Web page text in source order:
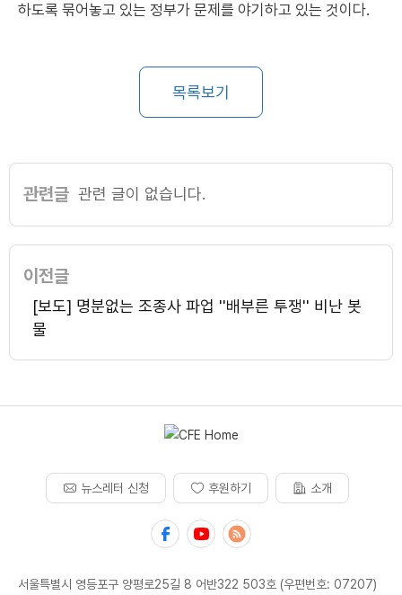
하도록 묶어놓고 있는 정부가 문제를 야기하고 있는 것이다.
목록보기
관련글 관련 글이 없습니다.
이전글
[보도] 명분없는 조종사 파업 ''배부른 투쟁'' 비난 봇
물
뉴스레터 신청 후원하기 소개
서울특별시 영등포구 양평로25길 8 어반322 503호 (우편번호: 07207)